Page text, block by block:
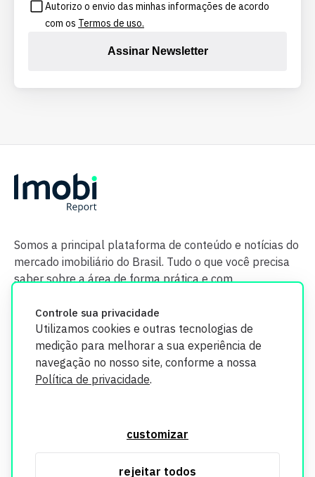
Controle sua privacidade
Utilizamos cookies e outras tecnologias de
medição para melhorar a sua experiência de
navegação no nosso site, conforme a nossa
Política de privacidade.
customizar
rejeitar todos
Autorizo o envio das minhas informações de acordo
com os Termos de uso.
Assinar Newsletter
Somos a principal plataforma de conteúdo e notícias do
mercado imobiliário do Brasil. Tudo o que você precisa
saber sobre a área de forma prática e com
segurança. Todos os dados coletados em nosso site são
utilizados exclusivamente para fins de aprimoramento de
informações, consulte nossa Política de Privacidade.